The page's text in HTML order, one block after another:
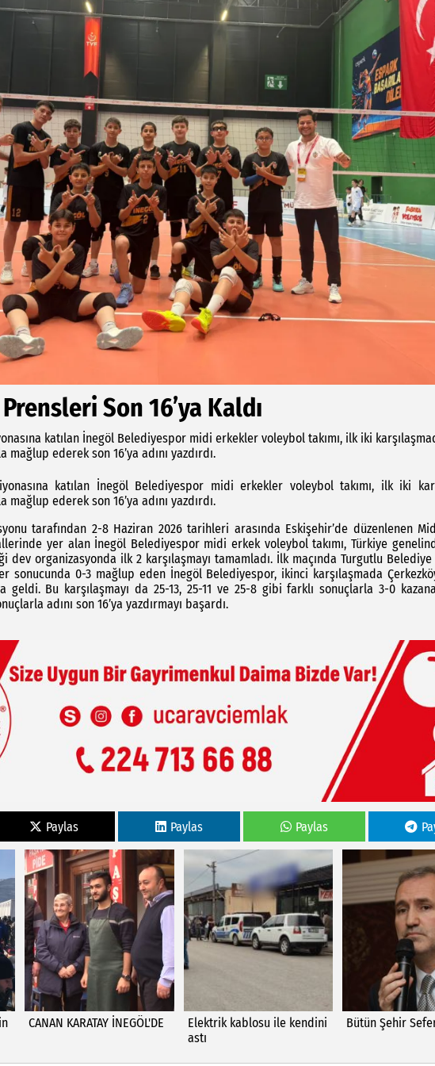
Son 16’ya Kaldı
katılan İnegöl Belediyespor midi erkekler voleybol takımı, ilk iki
ederek son 16’ya adını yazdırdı.
katılan İnegöl Belediyespor midi erkekler voleybol takımı, ilk iki
ederek son 16’ya adını yazdırdı.
tarafından 2-8 Haziran 2026 tarihleri arasında Eskişehir’de düzenlenen
yer alan İnegöl Belediyespor midi erkek voleybol takımı, Türkiye
dev organizasyonda ilk 2 karşılaşmayı tamamladı. İlk maçında Turgutlu Belediye
sonucunda 0-3 mağlup eden İnegöl Belediyespor, ikinci karşılaşmada
geldi. Bu karşılaşmayı da 25-13, 25-11 ve 25-8 gibi farklı sonuçlarla 3-0
adını son 16’ya yazdırmayı başardı.
Paylas Paylas Paylas
CANAN KARATAY İNEGÖL'DE
Elektrik kablosu ile kendini
astı
Bütün Şehir